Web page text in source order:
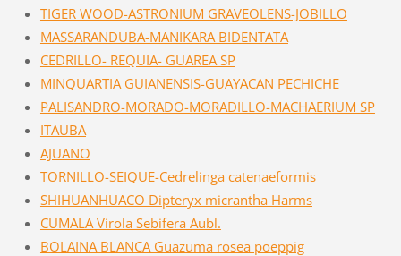
TIGER WOOD-ASTRONIUM GRAVEOLENS-JOBILLO
MASSARANDUBA-MANIKARA BIDENTATA
CEDRILLO- REQUIA- GUAREA SP
MINQUARTIA GUIANENSIS-GUAYACAN PECHICHE
PALISANDRO-MORADO-MORADILLO-MACHAERIUM SP
ITAUBA
AJUANO
TORNILLO-SEIQUE-Cedrelinga catenaeformis
SHIHUANHUACO Dipteryx micrantha Harms
CUMALA Virola Sebifera Aubl.
BOLAINA BLANCA Guazuma rosea poeppig